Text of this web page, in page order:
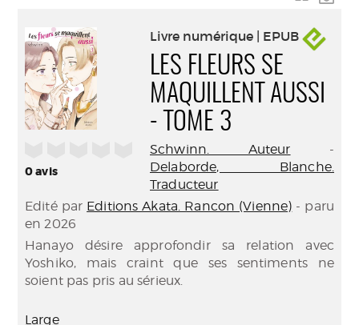
0avis
Livre numérique | EPUB
LES FLEURS SE
MAQUILLENT AUSSI
- TOME 3
Schwinn. Auteur -
Delaborde, Blanche.
Traducteur
Edité par Editions Akata. Rancon (Vienne) - paru
en 2026
Hanayo désire approfondir sa relation avec
Yoshiko, mais craint que ses sentiments ne
soient pas pris au sérieux.
Large